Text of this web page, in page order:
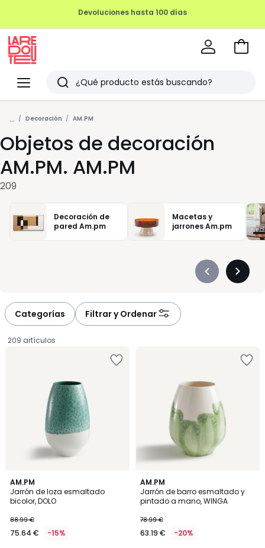
Menu
Redoute
Buscar
Últimos
artículos
vistos
Ir
... Decoración AM.PM
Objetos de decoración
AM.PM. AM.PM
209
Decoración de
pared Am.pm
Macetas y
jarrones Am.pm
Précédent
Categorías Filtrar y Ordenar
209 artículos
AM.PM
Jarrón de loza esmaltado
bicolor, DOLO
€
en
88.99 €
75.64 € -15%
AM.PM
Jarrón de barro esmaltado y
pintado a mano, WINGA
78.99 €
63.19 € -20%
5
/
5